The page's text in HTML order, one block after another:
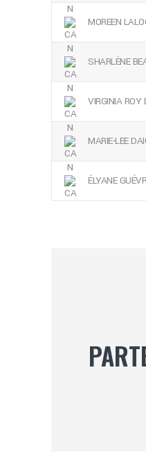
MOREEN
SHARLÈNE
VIRGINIA ROY
MARIE-LEE
ÉLYANE